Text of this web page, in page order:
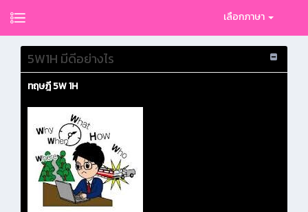
เลือกภาษา
5W1H มีดีอย่างไร
ทฤษฎี 5W 1H